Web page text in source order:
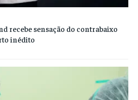
recebe sensação do contrabaixo
inédito